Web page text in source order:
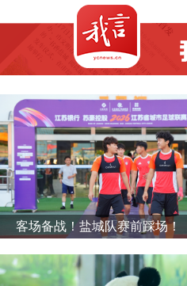
客场备战！盐城队赛前踩场！